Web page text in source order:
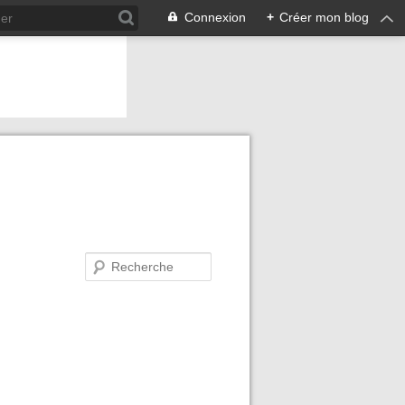
Connexion + Créer mon blog